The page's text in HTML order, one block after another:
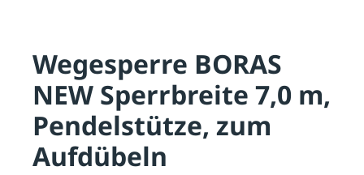
Wegesperre BORAS
NEW Sperrbreite 7,0 m,
Pendelstütze, zum
Aufdübeln